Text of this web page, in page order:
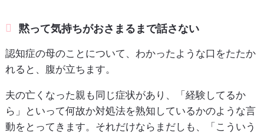
黙って気持ちがおさまるまで話さない
認知症の母のことについて、わかったような口をたたか
れると、腹が立ちます。
夫の亡くなった親も同じ症状があり、「経験してるか
ら」といって何故か対処法を熟知しているかのような言
動をとってきます。それだけならまだしも、「こういう